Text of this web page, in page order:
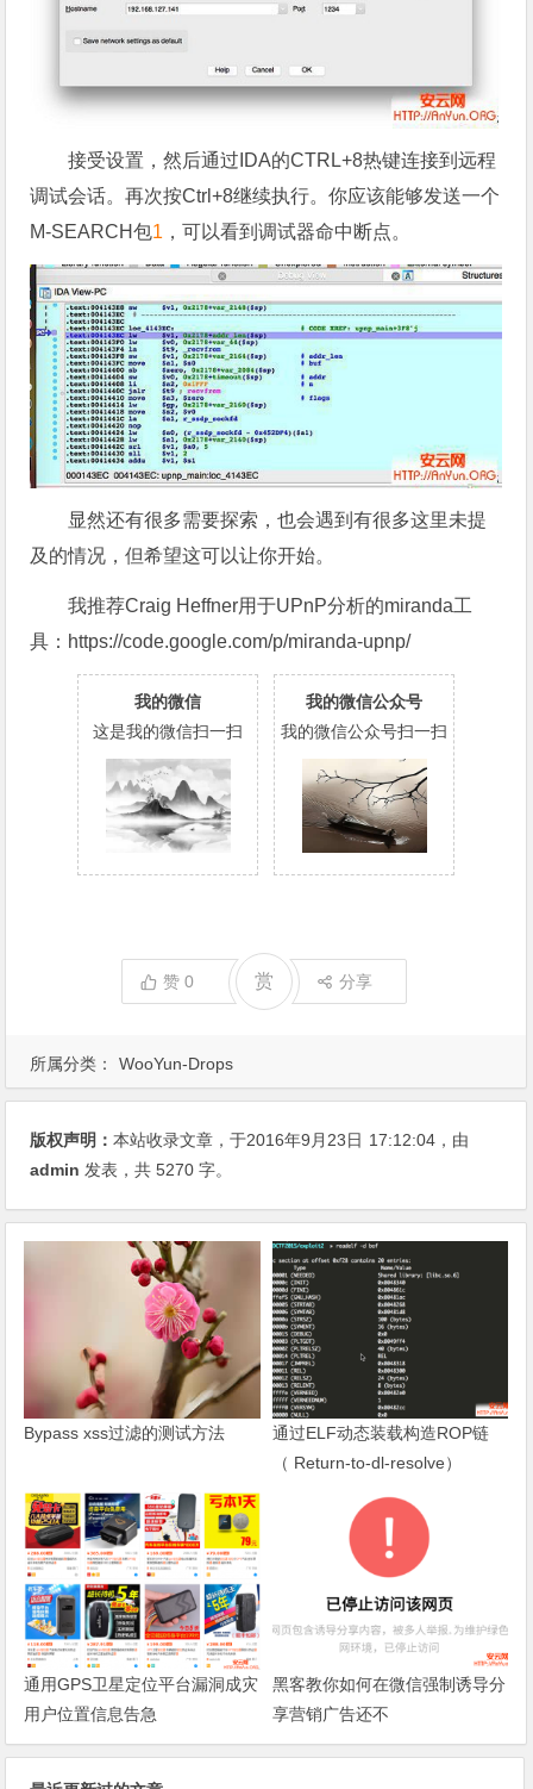
所属分类： WooYun-Drops
接受设置，然后通过IDA的CTRL+8热键连接到远程
调试会话。再次按Ctrl+8继续执行。你应该能够发送一个
M-SEARCH包1 ，可以看到调试器命中断点。
显然还有很多需要探索，也会遇到有很多这里未提
及的情况，但希望这可以让你开始。
我推荐Craig Heffner用于UPnP分析的miranda工
具：https://code.google.com/p/miranda-upnp/
我的微信
这是我的微信扫一扫
我的微信公众号
我的微信公众号扫一扫
赞0 赏 分享
版权声明：本站收录文章，于2016年9月23日 17:12:04 ，由
admin 发表，共 5270 字。
Bypass xss过滤的测试方法
通过ELF动态装载构造ROP链
（ Return-to-dl-resolve）
通用GPS卫星定位平台漏洞成灾
用户位置信息告急
黑客教你如何在微信强制诱导分
享营销广告还不